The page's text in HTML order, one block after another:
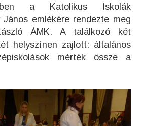
a Katolikus Iskolák
János emlékére rendezte meg
ÁMK. A találkozó két
helyszínen zajlott: általános
mérték össze a